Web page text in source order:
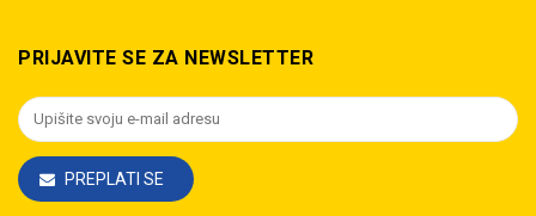
PRIJAVITE SE ZA NEWSLETTER
PREPLATI SE